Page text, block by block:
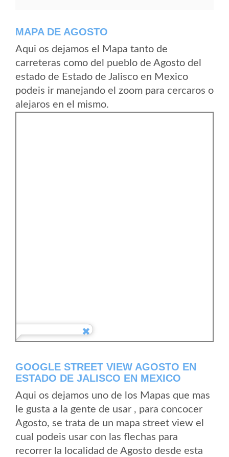
MAPA DE AGOSTO
Aqui os dejamos el Mapa tanto de
carreteras como del pueblo de Agosto del
estado de Estado de Jalisco en Mexico
podeis ir manejando el zoom para cercaros o
alejaros en el mismo.
GOOGLE STREET VIEW AGOSTO EN
ESTADO DE JALISCO EN MEXICO
Aqui os dejamos uno de los Mapas que mas
le gusta a la gente de usar , para concocer
Agosto, se trata de un mapa street view el
cual podeis usar con las flechas para
recorrer la localidad de Agosto desde esta